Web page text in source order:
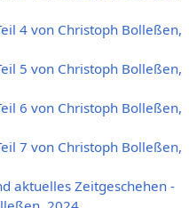
4 von Christoph Bolleßen,
5 von Christoph Bolleßen,
6 von Christoph Bolleßen,
7 von Christoph Bolleßen,
aktuelles Zeitgeschehen -